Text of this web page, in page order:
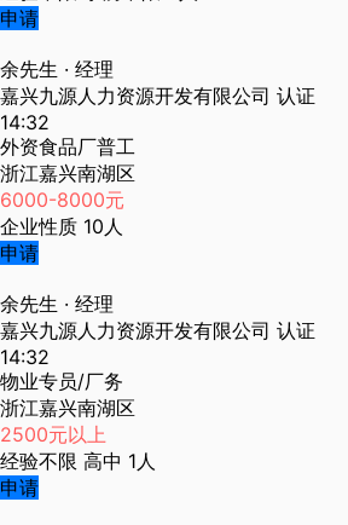
申请
余先生 · 经理
嘉兴九源人力资源开发有限公司 认证
14:32
外资食品厂普工
浙江嘉兴南湖区
6000-8000元
企业性质 10人
申请
余先生 · 经理
嘉兴九源人力资源开发有限公司 认证
14:32
物业专员/厂务
浙江嘉兴南湖区
2500元以上
经验不限 高中 1人
申请